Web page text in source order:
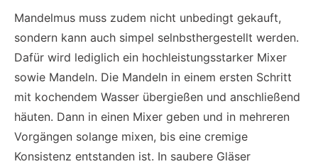
Mandelmus muss zudem nicht unbedingt gekauft,
sondern kann auch simpel selnbsthergestellt werden.
Dafür wird lediglich ein hochleistungsstarker Mixer
sowie Mandeln. Die Mandeln in einem ersten Schritt
mit kochendem Wasser übergießen und anschließend
häuten. Dann in einen Mixer geben und in mehreren
Vorgängen solange mixen, bis eine cremige
Konsistenz entstanden ist. In saubere Gläser